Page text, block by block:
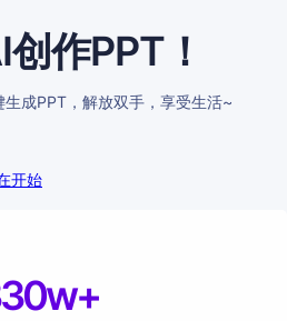
作PPT！
成PPT，解放双手，享受生活~
开始